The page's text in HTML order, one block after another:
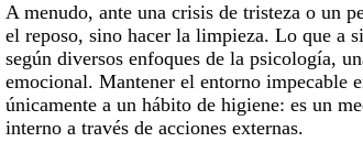
A menudo, ante una crisis de tristezao un
el reposo, sino hacer la limpieza. Lo que a
según diversos enfoques de la psicología,
emocional. Mantener el entorno impecable
únicamente a un hábito de higiene: es un
interno a través de acciones externas.